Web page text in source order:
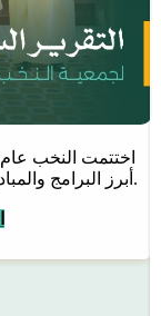
أبرز البرامج والمبادرات التي قدمتها النخب خلال العام المنصرم.